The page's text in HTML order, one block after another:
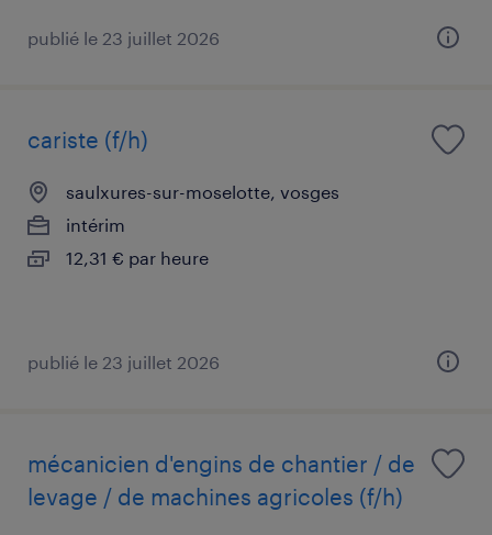
publié le 23 juillet 2026
cariste (f/h)
saulxures-sur-moselotte, vosges
intérim
12,31 € par heure
publié le 23 juillet 2026
mécanicien d'engins de chantier / de
levage / de machines agricoles (f/h)